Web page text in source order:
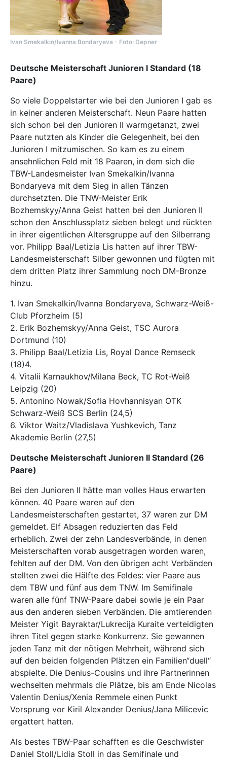
Ivan Smekalkin/Ivanna Bondaryeva - Foto: Depner
Deutsche Meisterschaft Junioren I Standard (18
Paare)
So viele Doppelstarter wie bei den Junioren I gab es
in keiner anderen Meisterschaft. Neun Paare hatten
sich schon bei den Junioren II warmgetanzt, zwei
Paare nutzten als Kinder die Gelegenheit, bei den
Junioren I mitzumischen. So kam es zu einem
ansehnlichen Feld mit 18 Paaren, in dem sich die
TBW-Landesmeister Ivan Smekalkin/Ivanna
Bondaryeva mit dem Sieg in allen Tänzen
durchsetzten. Die TNW-Meister Erik
Bozhemskyy/Anna Geist hatten bei den Junioren II
schon den Anschlussplatz sieben belegt und rückten
in ihrer eigentlichen Altersgruppe auf den Silberrang
vor. Philipp Baal/Letizia Lis hatten auf ihrer TBW-
Landesmeisterschaft Silber gewonnen und fügten mit
dem dritten Platz ihrer Sammlung noch DM-Bronze
hinzu.
1. Ivan Smekalkin/Ivanna Bondaryeva, Schwarz-Weiß-
Club Pforzheim (5)
2. Erik Bozhemskyy/Anna Geist, TSC Aurora
Dortmund (10)
3. Philipp Baal/Letizia Lis, Royal Dance Remseck
(18)4.
4. Vitalii Karnaukhov/Milana Beck, TC Rot-Weiß
Leipzig (20)
5. Antonino Nowak/Sofia Hovhannisyan OTK
Schwarz-Weiß SCS Berlin (24,5)
6. Viktor Waitz/Vladislava Yushkevich, Tanz
Akademie Berlin (27,5)
Deutsche Meisterschaft Junioren II Standard (26
Paare)
Bei den Junioren II hätte man volles Haus erwarten
können. 40 Paare waren auf den
Landesmeisterschaften gestartet, 37 waren zur DM
gemeldet. Elf Absagen reduzierten das Feld
erheblich. Zwei der zehn Landesverbände, in denen
Meisterschaften vorab ausgetragen worden waren,
fehlten auf der DM. Von den übrigen acht Verbänden
stellten zwei die Hälfte des Feldes: vier Paare aus
dem TBW und fünf aus dem TNW. Im Semifinale
waren alle fünf TNW-Paare dabei sowie je ein Paar
aus den anderen sieben Verbänden. Die amtierenden
Meister Yigit Bayraktar/Lukrecija Kuraite verteidigten
ihren Titel gegen starke Konkurrenz. Sie gewannen
jeden Tanz mit der nötigen Mehrheit, während sich
auf den beiden folgenden Plätzen ein Familien“duell“
abspielte. Die Denius-Cousins und ihre Partnerinnen
wechselten mehrmals die Plätze, bis am Ende Nicolas
Valentin Denius/Xenia Remmele einen Punkt
Vorsprung vor Kiril Alexander Denius/Jana Milicevic
ergattert hatten.
Als bestes TBW-Paar schafften es die Geschwister
Daniel Stoll/Lidia Stoll in das Semifinale und